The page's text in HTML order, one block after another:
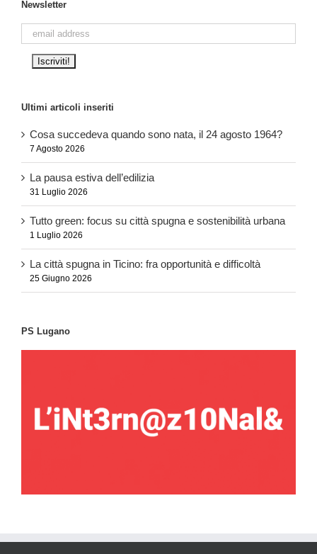
Newsletter
Ultimi articoli inseriti
Cosa succedeva quando sono nata, il 24 agosto 1964?
7 Agosto 2026
La pausa estiva dell’edilizia
31 Luglio 2026
Tutto green: focus su città spugna e sostenibilità urbana
1 Luglio 2026
La città spugna in Ticino: fra opportunità e difficoltà
25 Giugno 2026
PS Lugano